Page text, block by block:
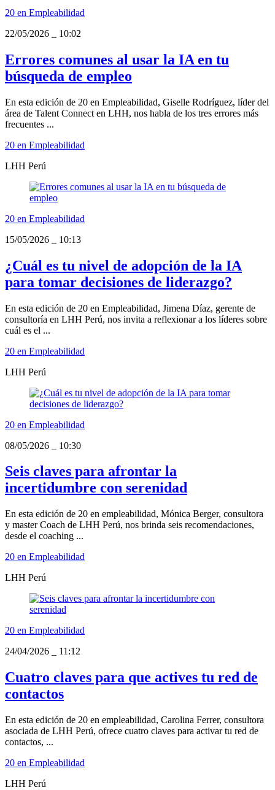
20 en Empleabilidad
22/05/2026
10:02
Errores comunes al usar la IA en tu
búsqueda de empleo
En esta edición de 20 en Empleabilidad, Giselle Rodríguez, líder del
área de Talent Connect en LHH, nos habla de los tres errores más
frecuentes ...
20 en Empleabilidad
LHH Perú
20 en Empleabilidad
15/05/2026
10:13
¿Cuál es tu nivel de adopción de la IA
para tomar decisiones de liderazgo?
En esta edición de 20 en Empleabilidad, Jimena Díaz, gerente de
consultoría en LHH Perú, nos invita a reflexionar a los líderes sobre
cuál es el ...
20 en Empleabilidad
LHH Perú
20 en Empleabilidad
08/05/2026
10:30
Seis claves para afrontar la
incertidumbre con serenidad
En esta edición de 20 en empleabilidad, Mónica Berger, consultora
y master Coach de LHH Perú, nos brinda seis recomendaciones,
desde el coaching ...
20 en Empleabilidad
LHH Perú
20 en Empleabilidad
24/04/2026
11:12
Cuatro claves para que actives tu red de
contactos
En esta edición de 20 en empleabilidad, Carolina Ferrer, consultora
asociada de LHH Perú, ofrece cuatro claves para activar tu red de
contactos, ...
20 en Empleabilidad
LHH Perú